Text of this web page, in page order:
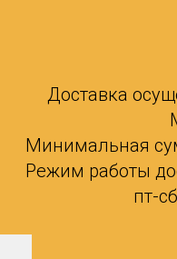
Доставка
Минимальная
Режим работы
пт-